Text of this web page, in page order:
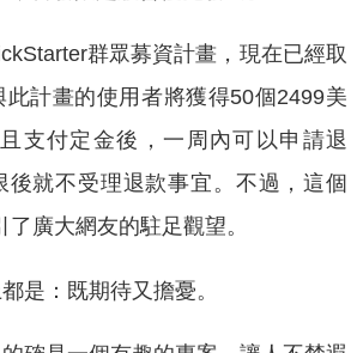
群眾募資計畫，現在已經取
計畫的使用者將獲得50個2499美
支付定金後，一周內可以申請退
後就不受理退款事宜。不過，這個
了廣大網友的駐足觀望。
是：既期待又擔憂。